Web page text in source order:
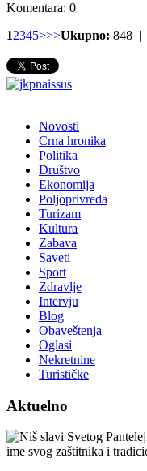
Komentara: 0
12345>>>Ukupno: 848 |
Novosti
Crna hronika
Politika
Društvo
Ekonomija
Poljoprivreda
Turizam
Kultura
Zabava
Saveti
Sport
Zdravlje
Intervju
Blog
Obaveštenja
Oglasi
Nekretnine
Turističke
Aktuelno